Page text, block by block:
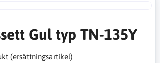
Gul typ TN-135Y
(ersättningsartikel)